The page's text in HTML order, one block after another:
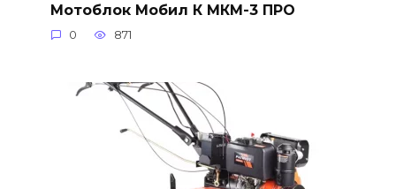
Мотоблок Мобил К МКМ-3 ПРО
0 871